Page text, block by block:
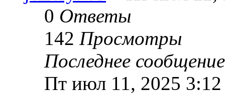
0 Ответы
142 Просмотры
Последнее
Пт июл 11, 2025